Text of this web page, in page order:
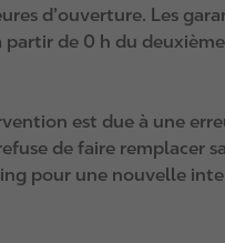
d’ouverture. Les
partir de 0 h du
est due à une
de faire remplacer
pour une nouvelle